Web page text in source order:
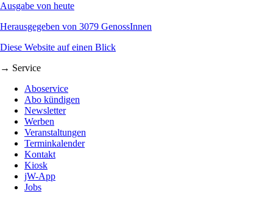
Ausgabe von heute
Herausgegeben von 3079 GenossInnen
Diese Website auf einen Blick
→ Service
Aboservice
Abo kündigen
Newsletter
Werben
Veranstaltungen
Terminkalender
Kontakt
Kiosk
jW-App
Jobs